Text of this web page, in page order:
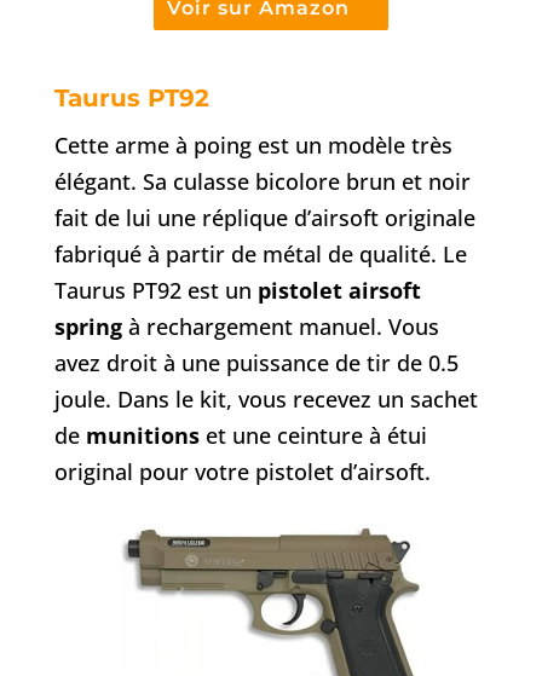
Voir sur Amazon
Taurus PT92
Cette arme à poing est un modèle très
élégant. Sa culasse bicolore brun et noir
fait de lui une réplique d’airsoft originale
fabriqué à partir de métal de qualité. Le
Taurus PT92 est un pistolet airsoft
springà rechargement manuel. Vous
avez droit à une puissance de tir de 0.5
joule. Dans le kit, vous recevez un sachet
de munitionset une ceinture à étui
original pour votre pistolet d’airsoft.